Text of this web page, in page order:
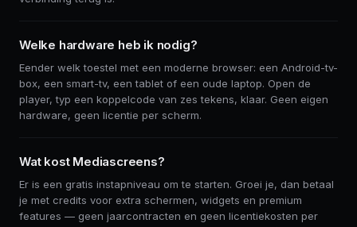
Welke hardware heb ik nodig?
Eender welk toestel met een moderne browser: een Android-tv-
box, een smart-tv, een tablet of een oude laptop. Open de
player, typ een koppelcode van zes tekens, klaar. Geen eigen
hardware, geen licentie per scherm.
Wat kost Mediascreens?
Er is een gratis instapniveau om te starten. Groei je, dan betaal
je met credits voor extra schermen, widgets en premium
features — geen jaarcontracten en geen licentiekosten per